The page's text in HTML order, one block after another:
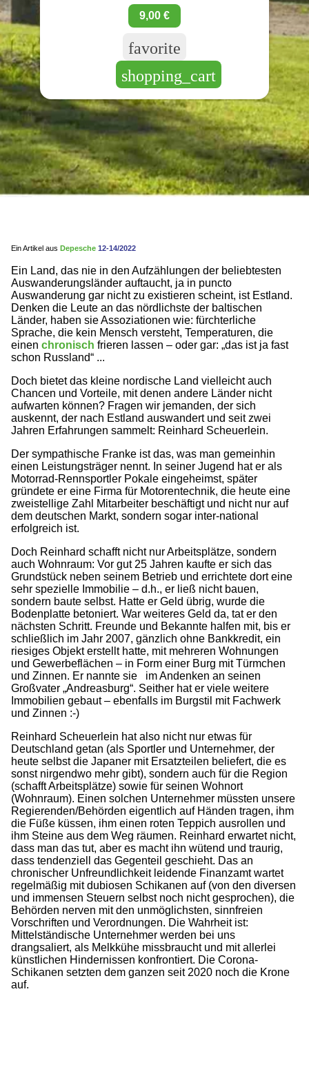
9,00 €
favorite
shopping_cart
Ein Artikel aus Depesche 12-14/2022
Ein Land, das nie in den Aufzählungen der beliebtesten
Auswanderungsländer auftaucht, ja in puncto
Auswanderung gar nicht zu existieren scheint, ist Estland.
Denken die Leute an das nördlichste der baltischen
Länder, haben sie Assoziationen wie: fürchterliche
Sprache, die kein Mensch versteht, Temperaturen, die
einen chronisch frieren lassen – oder gar: „das ist ja fast
schon Russland“ ...
Doch bietet das kleine nordische Land vielleicht auch
Chancen und Vorteile, mit denen andere Länder nicht
aufwarten können? Fragen wir jemanden, der sich
auskennt, der nach Estland auswandert und seit zwei
Jahren Erfahrungen sammelt: Reinhard Scheuerlein.
Der sympathische Franke ist das, was man gemeinhin
einen Leistungsträger nennt. In seiner Jugend hat er als
Motorrad-Rennsportler Pokale eingeheimst, später
gründete er eine Firma für Motorentechnik, die heute eine
zweistellige Zahl Mitarbeiter beschäftigt und nicht nur auf
dem deutschen Markt, sondern sogar inter-national
erfolgreich ist.
Doch Reinhard schafft nicht nur Arbeitsplätze, sondern
auch Wohnraum: Vor gut 25 Jahren kaufte er sich das
Grundstück neben seinem Betrieb und errichtete dort eine
sehr spezielle Immobilie – d.h., er ließ nicht bauen,
sondern baute selbst. Hatte er Geld übrig, wurde die
Bodenplatte betoniert. War weiteres Geld da, tat er den
nächsten Schritt. Freunde und Bekannte halfen mit, bis er
schließlich im Jahr 2007, gänzlich ohne Bankkredit, ein
riesiges Objekt erstellt hatte, mit mehreren Wohnungen
und Gewerbeflächen – in Form einer Burg mit Türmchen
und Zinnen. Er nannte sie im Andenken an seinen
Großvater „Andreasburg“. Seither hat er viele weitere
Immobilien gebaut – ebenfalls im Burgstil mit Fachwerk
und Zinnen :-)
Reinhard Scheuerlein hat also nicht nur etwas für
Deutschland getan (als Sportler und Unternehmer, der
heute selbst die Japaner mit Ersatzteilen beliefert, die es
sonst nirgendwo mehr gibt), sondern auch für die Region
(schafft Arbeitsplätze) sowie für seinen Wohnort
(Wohnraum). Einen solchen Unternehmer müssten unsere
Regierenden/Behörden eigentlich auf Händen tragen, ihm
die Füße küssen, ihm einen roten Teppich ausrollen und
ihm Steine aus dem Weg räumen. Reinhard erwartet nicht,
dass man das tut, aber es macht ihn wütend und traurig,
dass tendenziell das Gegenteil geschieht. Das an
chronischer Unfreundlichkeit leidende Finanzamt wartet
regelmäßig mit dubiosen Schikanen auf (von den diversen
und immensen Steuern selbst noch nicht gesprochen), die
Behörden nerven mit den unmöglichsten, sinnfreien
Vorschriften und Verordnungen. Die Wahrheit ist:
Mittelständische Unternehmer werden bei uns
drangsaliert, als Melkkühe missbraucht und mit allerlei
künstlichen Hindernissen konfrontiert. Die Corona-
Schikanen setzten dem ganzen seit 2020 noch die Krone
auf.